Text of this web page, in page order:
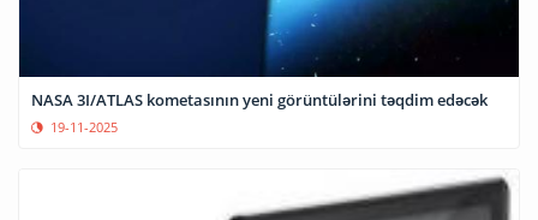
NASA 3I/ATLAS kometasının yeni görüntülərini təqdim edəcək
19-11-2025